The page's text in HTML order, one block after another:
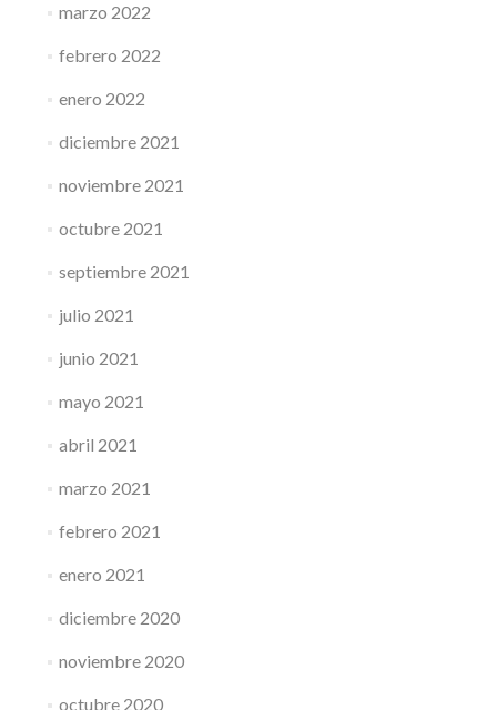
marzo 2022
febrero 2022
enero 2022
diciembre 2021
noviembre 2021
octubre 2021
septiembre 2021
julio 2021
junio 2021
mayo 2021
abril 2021
marzo 2021
febrero 2021
enero 2021
diciembre 2020
noviembre 2020
octubre 2020